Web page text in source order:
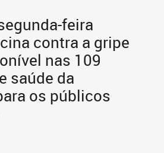
feira
contra a gripe
nas 109
saúde da
os públicos